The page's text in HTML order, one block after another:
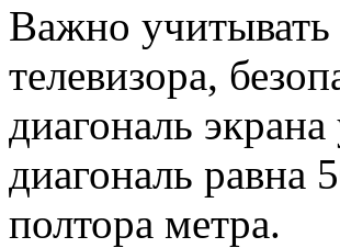
Важно учитывать
телевизора,
диагональ
диагональ равна
полтора метра.